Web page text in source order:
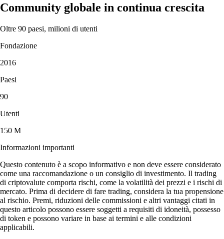
Community globale in continua crescita
Oltre 90 paesi, milioni di utenti
Fondazione
2016
Paesi
90
Utenti
150 M
Informazioni importanti
Questo contenuto è a scopo informativo e non deve essere considerato
come una raccomandazione o un consiglio di investimento. Il trading
di criptovalute comporta rischi, come la volatilità dei prezzi e i rischi di
mercato. Prima di decidere di fare trading, considera la tua propensione
al rischio. Premi, riduzioni delle commissioni e altri vantaggi citati in
questo articolo possono essere soggetti a requisiti di idoneità, possesso
di token e possono variare in base ai termini e alle condizioni
applicabili.